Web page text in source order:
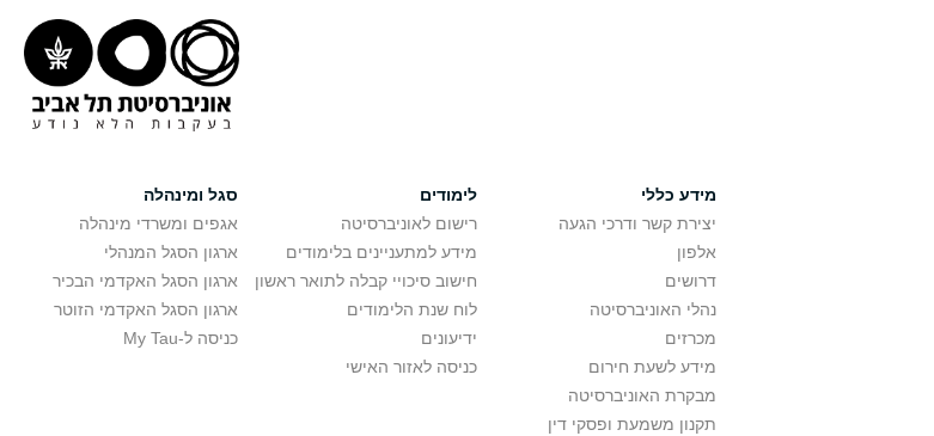
מידע כללי
יצירת קשר ודרכי הגעה
אלפון
דרושים
נהלי האוניברסיטה
מכרזים
מידע לשעת חירום
מבקרת האוניברסיטה
תקנון משמעת ופסקי דין
לימודים
רישום לאוניברסיטה
מידע למתעניינים בלימודים
חישוב סיכויי קבלה לתואר ראשון
לוח שנת הלימודים
ידיעונים
כניסה לאזור האישי
סגל ומינהלה
אגפים ומשרדי מינהלה
ארגון הסגל המנהלי
ארגון הסגל האקדמי הבכיר
ארגון הסגל האקדמי הזוטר
כניסה ל-My Tau